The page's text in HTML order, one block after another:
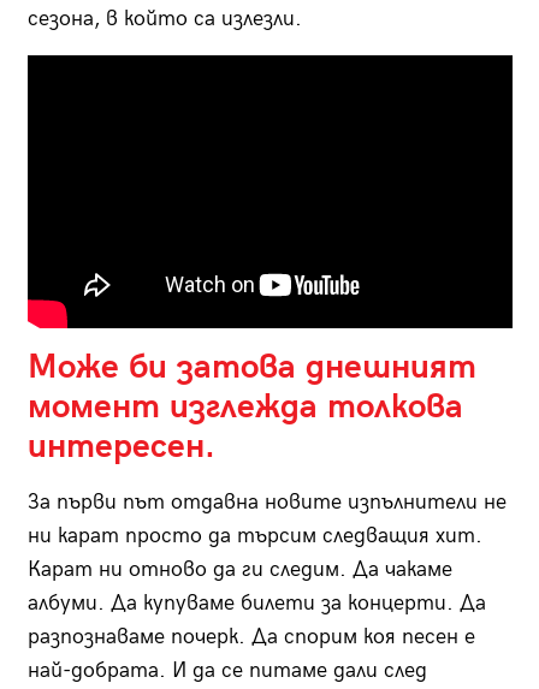
сезона, в който са излезли.
Може би затова днешният
момент изглежда толкова
интересен.
За първи път отдавна новите изпълнители не
ни карат просто да търсим следващия хит.
Карат ни отново да ги следим. Да чакаме
албуми. Да купуваме билети за концерти. Да
разпознаваме почерк. Да спорим коя песен е
най-добрата. И да се питаме дали след